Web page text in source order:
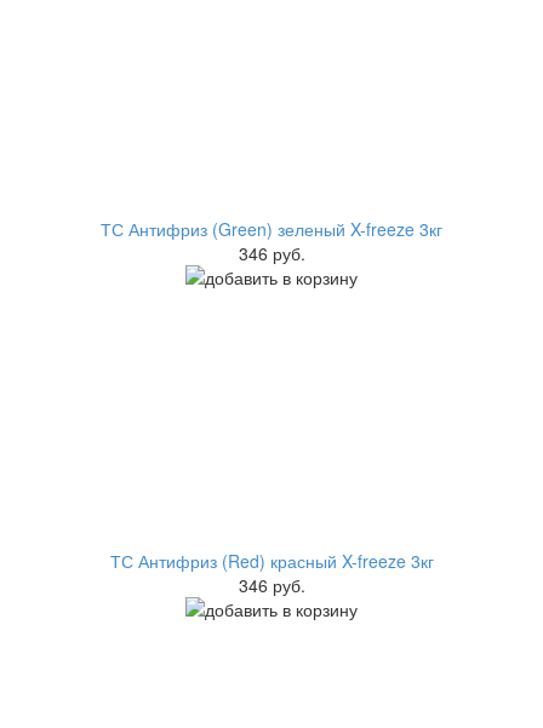
ТС Антифриз (Green) зеленый X-freeze 3кг
346 руб.
ТС Антифриз (Red) красный X-freeze 3кг
346 руб.